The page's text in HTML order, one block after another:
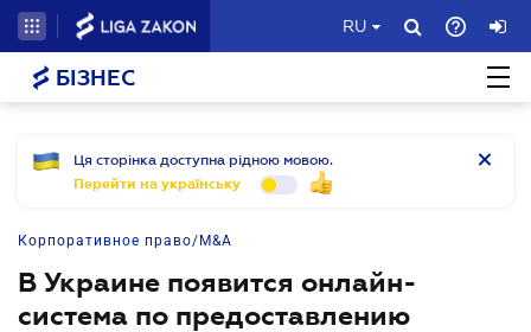
RU
БІЗНЕС
Ця сторінка доступна рідною мовою.
Перейти на українську
Корпоративное право/M&A
В Украине появится онлайн-
система по предоставлению